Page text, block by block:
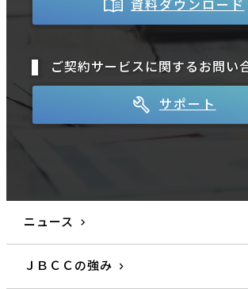
資料ダウンロード
ご契約サービスに関するお問い
サポート
ニュース
ＪＢＣＣの強み